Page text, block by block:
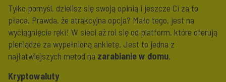
Tylko pomyśl, dzielisz się swoją opinią i jeszcze Ci za to
płaca. Prawda, że atrakcyjna opcja? Mało tego, jest na
wyciągnięcie ręki! W sieci aż roi się od platform, które oferują
pieniądze za wypełnioną ankietę. Jest to jedna z
najłatwiejszych metod na zarabianie w domu.
Kryptowaluty